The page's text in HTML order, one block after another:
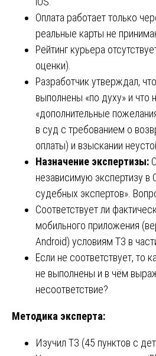
Оплата работает только
реальные карты не
Рейтинг курьера
оценки).
Разработчик утверждал,
выполнены «по духу» и что
«дополнительные
в суд с требованием о
оплаты) и взыскании
Назначение экспертизы:
независимую экспертизу
судебных экспертов».
Соответствует ли
мобильного приложения
Android) условиям ТЗ в
Если не соответствует, то
не выполнены и в чём
несоответствие?
Методика эксперта:
Изучил ТЗ (45 пунктов с